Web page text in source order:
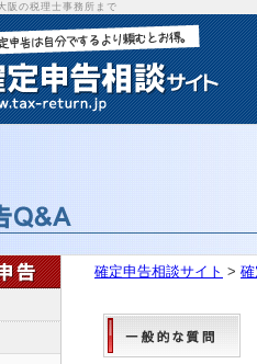
阪の税理士事務所まで
確定申告相談サイト >